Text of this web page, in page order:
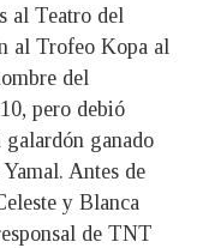
al Teatro del
al Trofeo Kopa al
del
pero debió
ganado
Antes de
y Blanca
de TNT